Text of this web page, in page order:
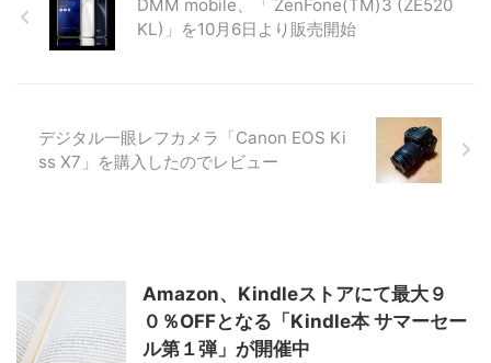
DMM mobile、「 ZenFone(TM)3 (ZE520
KL)」を10月6日より販売開始
デジタル一眼レフカメラ「Canon EOS Ki
ss X7」を購入したのでレビュー
Amazon、Kindleストアにて最大９
０％OFFとなる「Kindle本 サマーセー
ル第１弾」が開催中